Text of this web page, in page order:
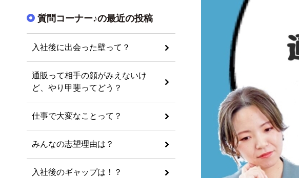
質問コーナー♪の最近の投稿
入社後に出会った壁って？
通販って相手の顔がみえないけ
ど、やり甲斐ってどう？
仕事で大変なことって？
みんなの志望理由は？
入社後のギャップは！？